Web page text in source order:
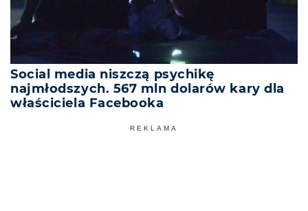
Social media niszczą psychikę
najmłodszych. 567 mln dolarów kary dla
właściciela Facebooka
REKLAMA